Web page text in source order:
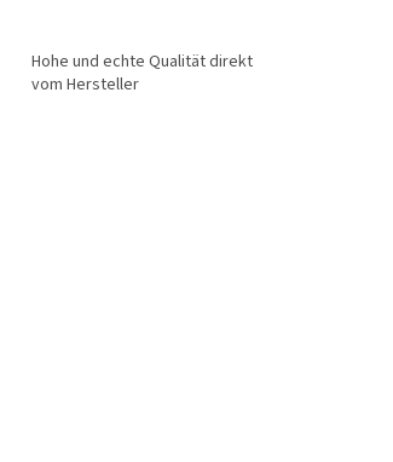
Hohe und echte Qualität direkt
vom Hersteller